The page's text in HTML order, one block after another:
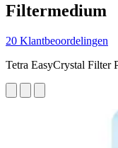
Filtermedium
20 Klantbeoordelingen
Tetra EasyCrystal Filter